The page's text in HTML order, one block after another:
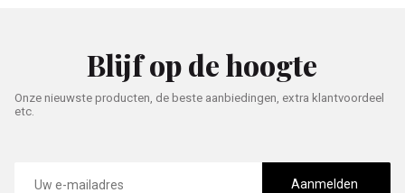
Blijf op de hoogte
Onze nieuwste producten, de beste aanbiedingen, extra klantvoordeel
etc.
mailadres
Aanmelden